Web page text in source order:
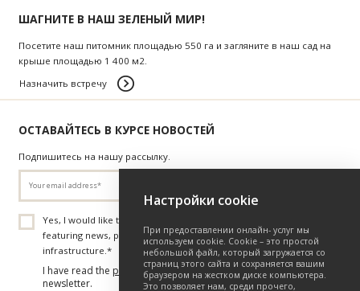
ШАГНИТЕ В НАШ ЗЕЛЕНЫЙ МИР!
Посетите наш питомник площадью 550 га и загляните в наш сад на
крыше площадью 1 400 м2.
Назначить встречу
ОСТАВАЙТЕСЬ В КУРСЕ НОВОСТЕЙ
Подпишитесь на нашу рассылку.
Yes, I would like to receive the Tree Nursery Ebben newsletter
featuring news, projects, and insights on trees and green
infrastructure.*
I have read the privacy policyand consent to receiving this
newsletter.
Настройки cookie
При предоставлении онлайн- услуг мы
используем cookie. Cookie – это простой
небольшой файл, который загружается со
страниц этого сайта и сохраняется вашим
браузером на жестком диске компьютера.
Это позволяет нам, среди прочего,